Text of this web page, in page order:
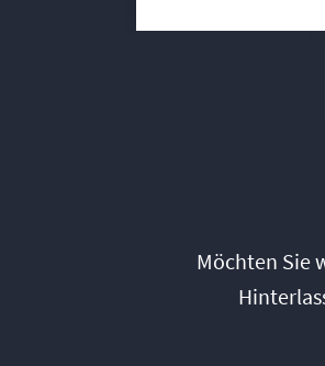
MEHR
Möchten Sie